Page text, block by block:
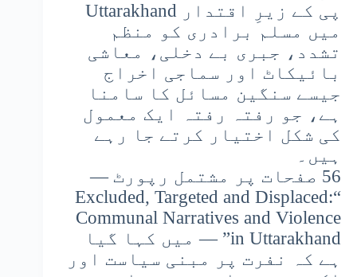
پی کے زیرِ اقتدار Uttarakhand
میں مسلم برادری کو منظم
تشدد، جبری بے دخلی، معاشی
بائیکاٹ اور سماجی اخراج
جیسے سنگین مسائل کا سامنا
ہے، جو رفتہ رفتہ ایک معمول
کی شکل اختیار کرتے جا رہے
ہیں۔
56 صفحات پر مشتمل رپورٹ —
“Excluded, Targeted and Displaced:
Communal Narratives and Violence
in Uttarakhand” — میں کہا گیا
ہے کہ نفرت پر مبنی سیاست اور